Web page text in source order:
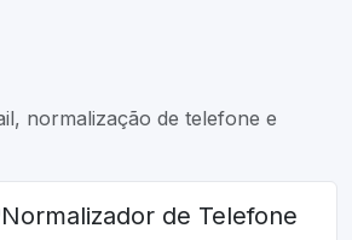
normalização de telefone e
Normalizador de Telefone